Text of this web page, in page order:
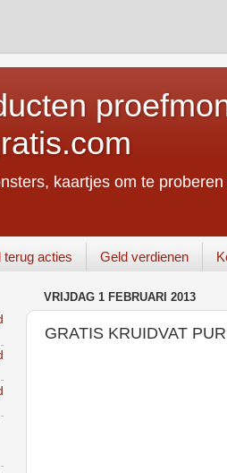
kaartjes om te
terug acties Geld verdienen
VRIJDAG 1 FEBRUARI 2013
GRATIS KRUIDVAT